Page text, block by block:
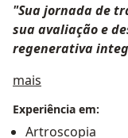
"Sua jornada de
sua avaliação e
regenerativa
mais
Experiência em:
Artroscopia